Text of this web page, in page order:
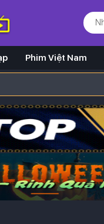
Phim Việt Nam